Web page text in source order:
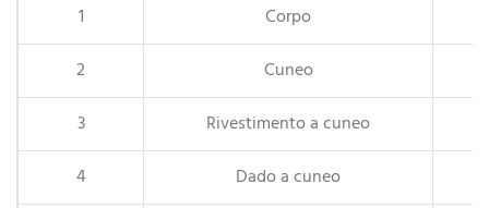
1
Corpo
2
Cuneo
3
Rivestimento a cuneo
4
Dado a cuneo